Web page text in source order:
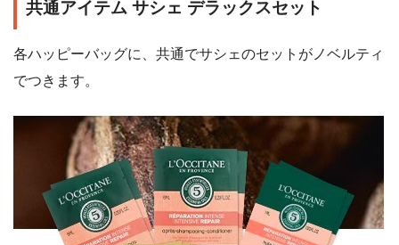
共通アイテム サシェ デラックスセット
各ハッピーバッグに、共通でサシェのセットがノベルティ
でつきます。